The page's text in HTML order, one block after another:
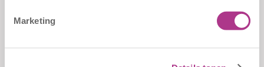
Marketing